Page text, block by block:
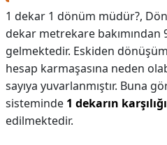
1 dekar 1 dönüm müdür?,
dekar metrekare bakımından
gelmektedir. Eskiden
hesap karmaşasına neden
sayıya yuvarlanmıştır. Buna
sisteminde 1 dekarın
edilmektedir.